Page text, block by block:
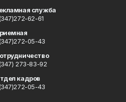
служба
62-61
05-43
273-83-92
кадров
05-43